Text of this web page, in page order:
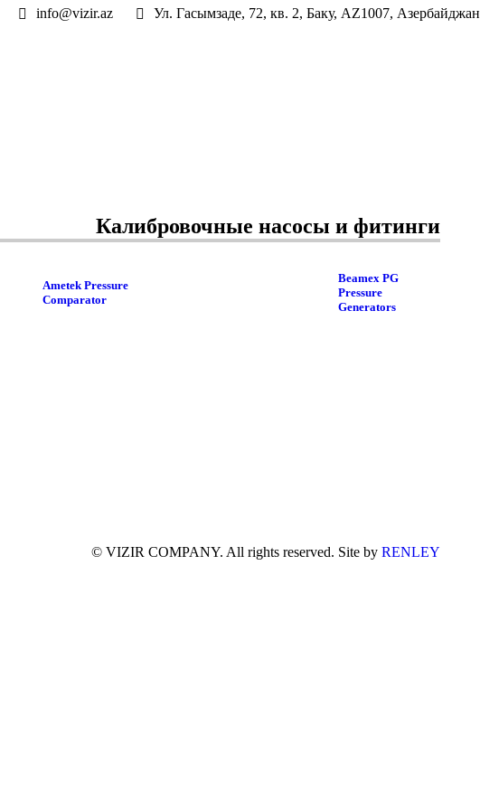
info@vizir.az Ул. Гасымзаде, 72, кв. 2, Баку, AZ1007, Азербайджан
Калибровочные насосы и фитинги
Ametek Pressure
Comparator
Beamex PG
Pressure
Generators
© VIZIR COMPANY. All rights reserved. Site by RENLEY